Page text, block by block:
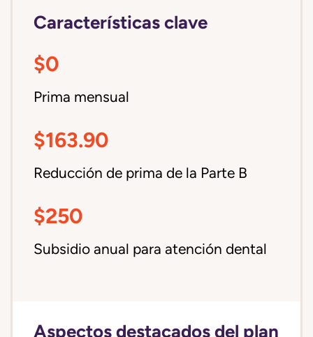
Características clave
$0
Prima mensual
$163.90
Reducción de prima de la Parte B
$250
Subsidio anual para atención dental
Aspectos destacados del plan